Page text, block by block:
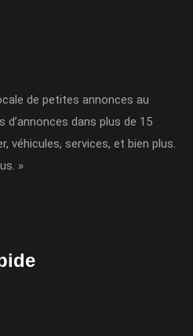
de petites annonces au
d’annonces dans plus de 15
véhicules, services, et bien plus.
»